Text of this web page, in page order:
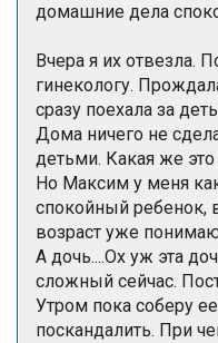
домашние дела
Вчера я их отвезла.
гинекологу.
сразу поехала за
Дома ничего не
детьми. Какая же
Но Максим у меня
спокойный ребенок,
возраст уже
А дочь....Ох уж эта
сложный сейчас.
Утром пока соберу
поскандалить. При